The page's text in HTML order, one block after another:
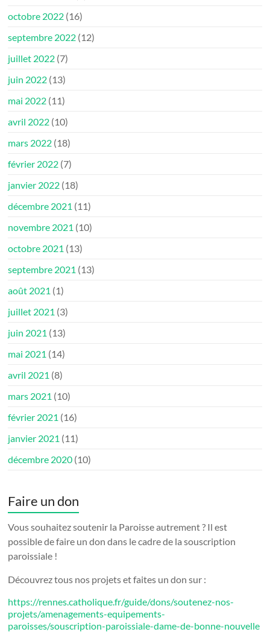
octobre 2022 (16)
septembre 2022 (12)
juillet 2022 (7)
juin 2022 (13)
mai 2022 (11)
avril 2022 (10)
mars 2022 (18)
février 2022 (7)
janvier 2022 (18)
décembre 2021 (11)
novembre 2021 (10)
octobre 2021 (13)
septembre 2021 (13)
août 2021 (1)
juillet 2021 (3)
juin 2021 (13)
mai 2021 (14)
avril 2021 (8)
mars 2021 (10)
février 2021 (16)
janvier 2021 (11)
décembre 2020 (10)
Faire un don
Vous souhaitez soutenir la Paroisse autrement ? Il est
possible de faire un don dans le cadre de la souscription
paroissiale !
Découvrez tous nos projets et faites un don sur :
https://rennes.catholique.fr/guide/dons/soutenez-nos-
projets/amenagements-equipements-
paroisses/souscription-paroissiale-dame-de-bonne-nouvelle